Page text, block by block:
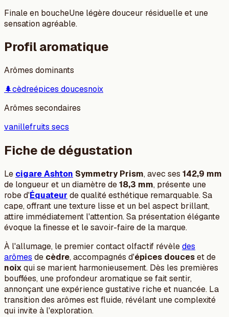
Finale en boucheUne légère douceur résiduelle et une
sensation agréable.
Profil aromatique
Arômes dominants
🌲cèdreépices doucesnoix
Arômes secondaires
vanillefruits secs
Fiche de dégustation
Le cigare Ashton Symmetry Prism, avec ses 142,9 mm
de longueur et un diamètre de18,3 mm, présente une
robe d'Équateur de qualité esthétique remarquable. Sa
cape, offrant une texture lisse et un bel aspect brillant,
attire immédiatement l'attention. Sa présentation élégante
évoque la finesse et le savoir-faire de la marque.
À l'allumage, le premier contact olfactif révèledes
arômes de cèdre, accompagnés d'épices douceset de
noixqui se marient harmonieusement. Dès les premières
bouffées, une profondeur aromatique se fait sentir,
annonçant une expérience gustative riche et nuancée. La
transition des arômes est fluide, révélant une complexité
qui invite à l'exploration.